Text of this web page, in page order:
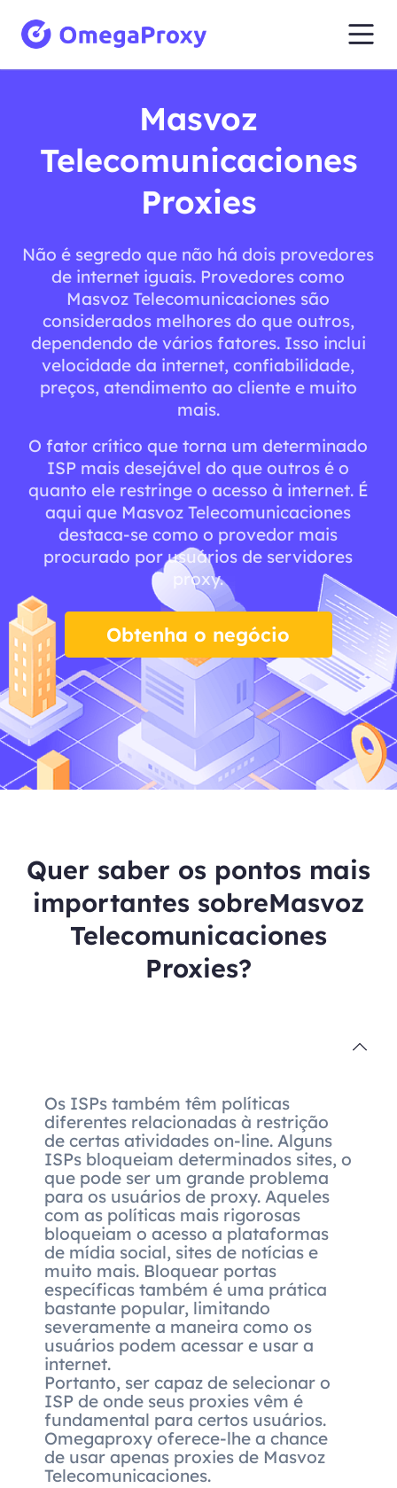
Masvoz
Telecomunicaciones
Proxies
Não é segredo que não há dois provedores
de internet iguais. Provedores como
Masvoz Telecomunicaciones são
considerados melhores do que outros,
dependendo de vários fatores. Isso inclui
velocidade da internet, confiabilidade,
preços, atendimento ao cliente e muito
mais.
O fator crítico que torna um determinado
ISP mais desejável do que outros é o
quanto ele restringe o acesso à internet. É
aqui que Masvoz Telecomunicaciones
destaca-se como o provedor mais
procurado por usuários de servidores
proxy.
Obtenha o negócio
Quer saber os pontos mais
importantes sobreMasvoz
Telecomunicaciones
Proxies?
Os ISPs também têm políticas
diferentes relacionadas à restrição
de certas atividades on-line. Alguns
ISPs bloqueiam determinados sites, o
que pode ser um grande problema
para os usuários de proxy. Aqueles
com as políticas mais rigorosas
bloqueiam o acesso a plataformas
de mídia social, sites de notícias e
muito mais. Bloquear portas
específicas também é uma prática
bastante popular, limitando
severamente a maneira como os
usuários podem acessar e usar a
internet.
Portanto, ser capaz de selecionar o
ISP de onde seus proxies vêm é
fundamental para certos usuários.
Omegaproxy oferece-lhe a chance
de usar apenas proxies de Masvoz
Telecomunicaciones.